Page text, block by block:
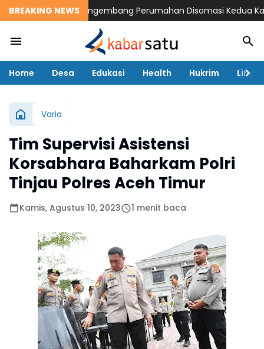
BREAKING NEWS
Banjir Pengembang Perumahan Disomasi Kedua
Home Desa Edukasi Health Hukrim
Varia
Tim Supervisi Asistensi
Korsabhara Baharkam Polri
Tinjau Polres Aceh Timur
Kamis, Agustus 10, 2023 1 menit baca